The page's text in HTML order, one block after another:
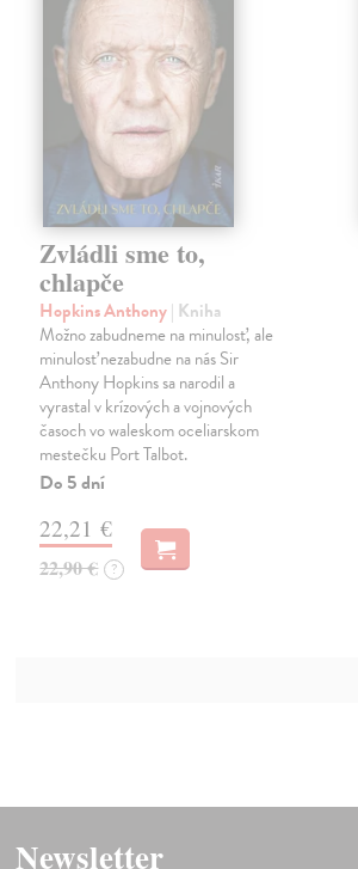
Zvládli sme to,
chlapče
Hopkins Anthony| Kniha
Možno zabudneme na minulosť, ale
minulosť nezabudne na nás Sir
Anthony Hopkins sa narodil a
vyrastal v krízových a vojnových
časoch vo waleskom oceliarskom
mestečku Port Talbot.
Do 5 dní
22,21 €
22,90 € ?
Newsletter